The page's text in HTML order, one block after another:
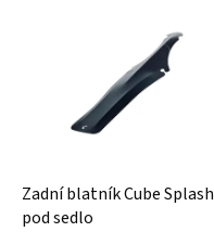
Zadní blatník Cube Splash
pod sedlo